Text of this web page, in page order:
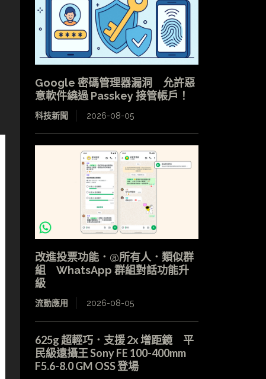
Google 密碼管理器漏洞 允許惡
意軟件繞過 Passkey 接管帳戶！
科技新聞 2026-08-05
改進投票功能．@所有人．類似群
組 WhatsApp 群組對話功能升
級
流動應用 2026-08-05
625g 超輕巧．支援 2x 增距鏡 平
民級遠攝王 Sony FE 100-400mm
F5.6-8.0 GM OSS 登場